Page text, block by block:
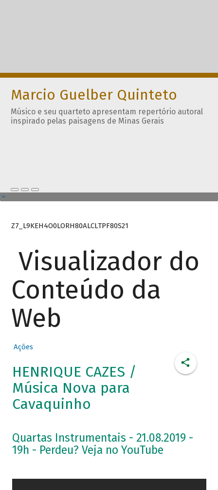
Marcio Guelber Quinteto
Músico e seu quarteto apresentam repertório autoral
inspirado pelas paisagens de Minas Gerais
Z7_L9KEH4O0LORH80ALCLTPF80S21
Visualizador do
Conteúdo da
Web
Ações
HENRIQUE CAZES /
Música Nova para
Cavaquinho
Quartas Instrumentais - 21.08.2019 -
19h - Perdeu? Veja no YouTube